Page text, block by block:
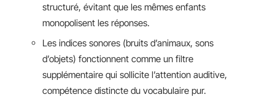
structuré, évitant que les mêmes enfants
monopolisent les réponses.
Les indices sonores (bruits d’animaux, sons
d’objets) fonctionnent comme un filtre
supplémentaire qui sollicite l’attention auditive,
compétence distincte du vocabulaire pur.